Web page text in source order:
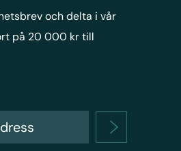
och delta i vår
på 20 000 kr till